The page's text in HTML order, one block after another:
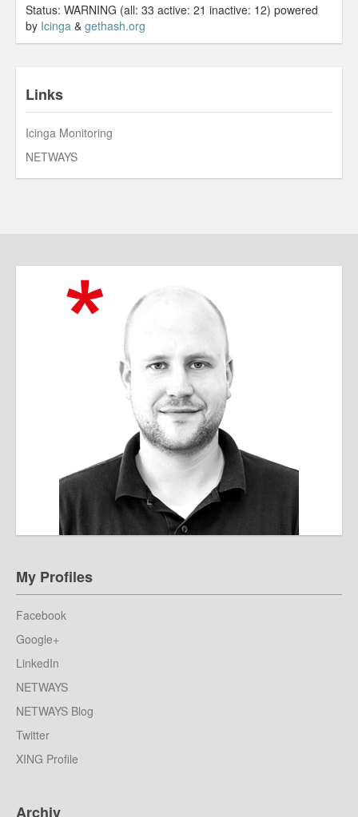
Status: WARNING (all: 33 active: 21 inactive: 12) powered
by Icinga & gethash.org
Links
Icinga Monitoring
NETWAYS
My Profiles
Facebook
Google+
LinkedIn
NETWAYS
NETWAYS Blog
Twitter
XING Profile
Archiv